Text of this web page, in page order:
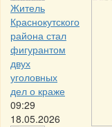
Житель
Краснокутского
района стал
фигурантом
двух
уголовных
дел о краже
09:29
18.05.2026